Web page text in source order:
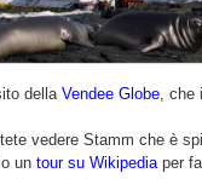
della Vendee Globe ,
vedere Stamm che è
un tour su Wikipedia per